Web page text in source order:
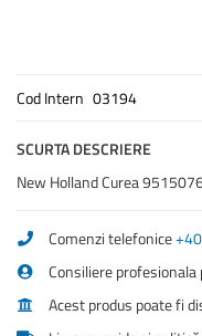
Cod Intern 03194
SCURTA DESCRIERE
New Holland Curea
Comenzi telefonice
Consiliere profesionala
Acest produs poate fi